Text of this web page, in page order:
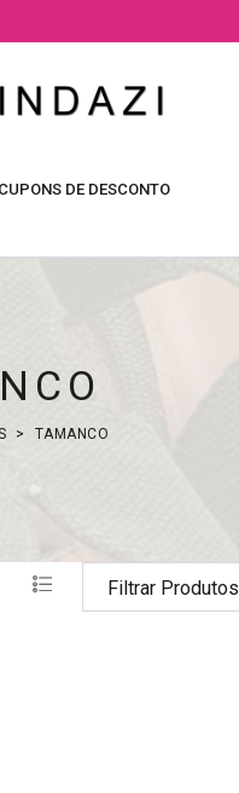
CUPONS DE DESCONTO
TAMANCO
Filtrar Produtos